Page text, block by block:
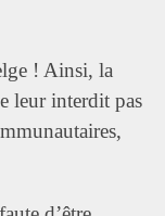
! Ainsi, la
leur interdit pas